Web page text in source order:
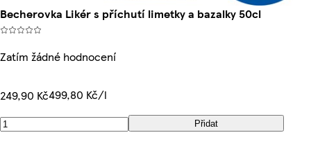
Becherovka Likér s příchutí limetky a bazalky 50cl
Zatím žádné hodnocení
249,90 Kč499,80 Kč/l
Přidat